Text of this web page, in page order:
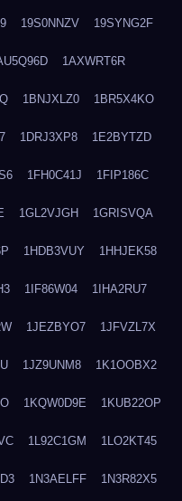
19S0NNZV 19SYNG2F
1AXWRT6R
1BNJXLZ0 1BR5X4KO
1DRJ3XP8 1E2BYTZD
1FH0C41J 1FIP186C
1GL2VJGH 1GRISVQA
1HDB3VUY 1HHJEK58
1IF86W04 1IHA2RU7
1JEZBYO7 1JFVZL7X
1JZ9UNM8 1K1OOBX2
1KQW0D9E 1KUB22OP
1L92C1GM 1LO2KT45
1N3AELFF 1N3R82X5